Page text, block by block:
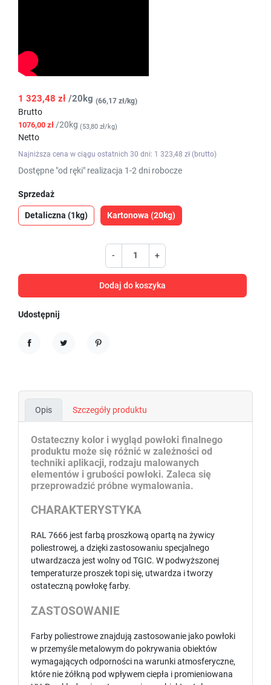
1 323,48 zł /20kg (66,17 zł/kg)
Brutto
1076,00 zł /20kg (53,80 zł/kg)
Netto
Najniższa cena w ciągu ostatnich 30 dni: 1 323,48 zł (brutto)
Dostępne "od ręki" realizacja 1-2 dni robocze
Sprzedaż
Detaliczna (1kg) Kartonowa (20kg)
- +
Dodaj do koszyka
Udostępnij
Opis Szczegóły produktu
Ostateczny kolor i wygląd powłoki finalnego
produktu może się różnić w zależności od
techniki aplikacji, rodzaju malowanych
elementów i grubości powłoki. Zaleca się
przeprowadzić próbne wymalowania.
CHARAKTERYSTYKA
RAL 7666 jest farbą proszkową opartą na żywicy
poliestrowej, a dzięki zastosowaniu specjalnego
utwardzacza jest wolny od TGIC. W podwyższonej
temperaturze proszek topi się, utwardza i tworzy
ostateczną powłokę farby.
ZASTOSOWANIE
Farby poliestrowe znajdują zastosowanie jako powłoki
w przemyśle metalowym do pokrywania obiektów
wymagających odporności na warunki atmosferyczne,
które nie żółkną pod wpływem ciepła i promieniowana